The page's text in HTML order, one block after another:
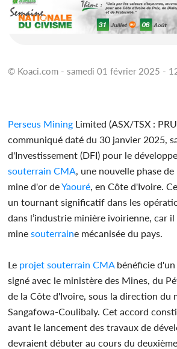
© Koaci.com - samedi 01 février 2025 -
Perseus Mining Limited (ASX/TSX :
communiqué daté du 30 janvier 2025,
d'Investissement (DFI) pour le
souterrain CMA, une nouvelle phase
mine d'or deYaouré, en Côte d'Ivoire.
un tournant significatif dans les
dans l’industrie minière ivoirienne, car
mine souterraine mécanisée du pays.
Le projet souterrain CMAbénéficie
signé avec le ministère des Mines, du
de la Côte d'Ivoire, sous la direction du
Sangafowa-Coulibaly. Cet accord
avant le lancement des travaux de
devraient débuter au cours du